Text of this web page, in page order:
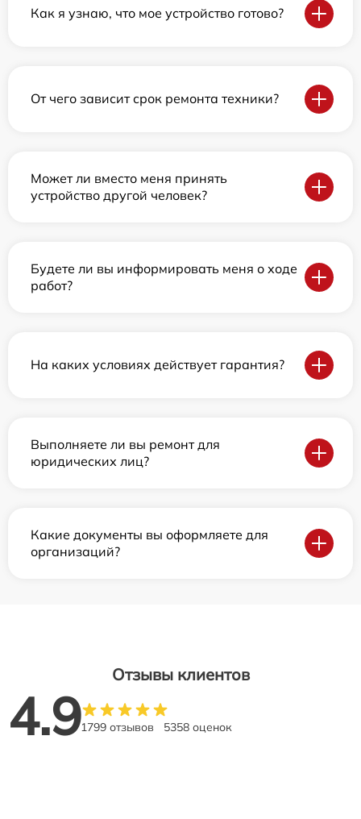
Как я узнаю, что мое устройство готово?
От чего зависит срок ремонта техники?
Может ли вместо меня принять
устройство другой человек?
Будете ли вы информировать меня о ходе
работ?
На каких условиях действует гарантия?
Выполняете ли вы ремонт для
юридических лиц?
Какие документы вы оформляете для
организаций?
Отзывы клиентов
4.91799 отзывов 5358 оценок